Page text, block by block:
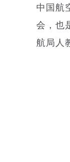
中国航
会，也
航局人